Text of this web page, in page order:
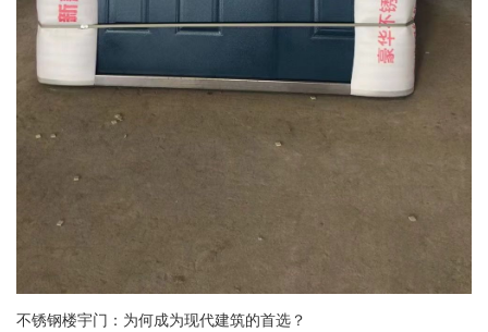
不锈钢楼宇门：为何成为现代建筑的首选？